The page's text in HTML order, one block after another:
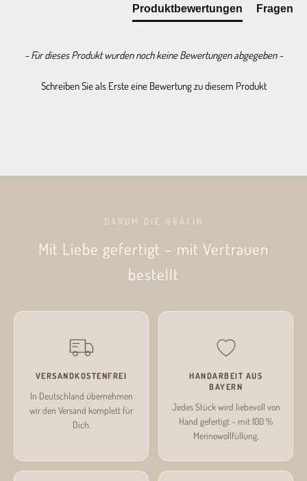
Produktbewertungen Fragen
- Für dieses Produkt wurden noch keine Bewertungen abgegeben -
Schreiben Sie als Erste eine Bewertung zu diesem Produkt
DARUM DIE GRÄFIN
Mit Liebe gefertigt – mit Vertrauen
bestellt
VERSANDKOSTENFREI
In Deutschland übernehmen
wir den Versand komplett für
Dich.
HANDARBEIT AUS
BAYERN
Jedes Stück wird liebevoll von
Hand gefertigt – mit 100 %
Merinowollfüllung.